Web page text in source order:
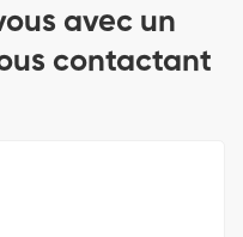
avec un
contactant